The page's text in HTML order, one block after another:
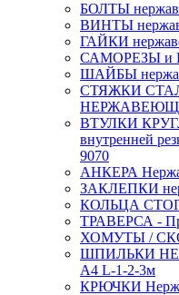
БОЛТЫ
ВИНТЫ
ГАЙКИ
САМОРЕЗЫ и
ШАЙБЫ
СТЯЖКИ
ВТУЛКИ
внутренней
9070
АНКЕРА
ЗАКЛЕПКИ
КОЛЬЦА
ТРАВЕРСА -
ХОМУТЫ /
ШПИЛЬКИ
А4 L-1-2-3м
КРЮЧКИ